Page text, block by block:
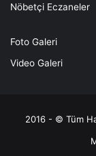
Nöbetçi Eczaneler
Foto Galeri
Video Galeri
2016 - © Tüm